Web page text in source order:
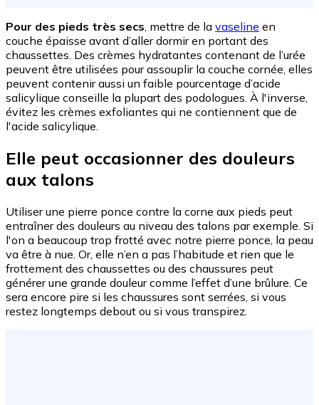
Pour des pieds très secs , mettre de la vaseline en
couche épaisse avant d’aller dormir en portant des
chaussettes. Des crèmes hydratantes contenant de l’urée
peuvent être utilisées pour assouplir la couche cornée, elles
peuvent contenir aussi un faible pourcentage d’acide
salicylique conseille la plupart des podologues. À l'inverse,
évitez les crèmes exfoliantes qui ne contiennent que de
l'acide salicylique.
Elle peut occasionner des douleurs
aux talons
Utiliser une pierre ponce contre la corne aux pieds peut
entraîner des douleurs au niveau des talons par exemple. Si
l'on a beaucoup trop frotté avec notre pierre ponce, la peau
va être à nue. Or, elle n’en a pas l’habitude et rien que le
frottement des chaussettes ou des chaussures peut
générer une grande douleur comme l’effet d’une brûlure. Ce
sera encore pire si les chaussures sont serrées, si vous
restez longtemps debout ou si vous transpirez.